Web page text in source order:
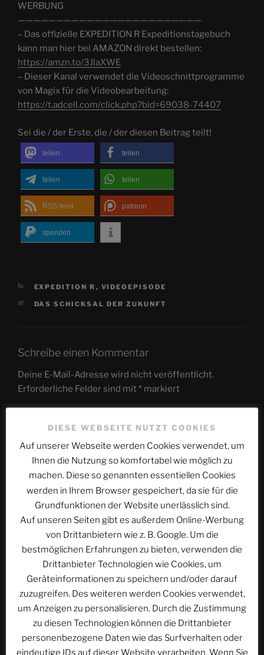
WERBUNG
————————————————————————
– Das offizielle EXPEDITION R Expeditionstagebuch
kann man hier bei AMAZON direkt bestellen:
https://amzn.to/3JlaXWE
– Dieser Kanal verwendet die Videoschnittprogramme
von Magix für die Videobearbeitung:
https://t.adcell.com/click.php?bid=69038-74407
Sei die / der Erste, die / der diesen Beitrag teilt!
teilen teilen
teilen teilen
RSS-feed patreon
spenden
KATEGORIEN
EXPEDITION R , VIDEOEPISODE
SCHLAGWÖRTER
DAS SCHICKSAL DER ZUKUNFT
Schreibe einen Kommentar
Deine E-Mail-Adresse wird nicht veröffentlicht.
Erforderliche Felder sind mit* markiert
Name*
E-Mail-Adresse*
DIESE WEBSEITE NUTZT COOKIES
Auf unserer Webseite werden Cookies verwendet, um
Ihnen die Nutzung so komfortabel wie möglich zu
machen. Diese so genannten essentiellen Cookies
werden in Ihrem Browser gespeichert, da sie für die
Grundfunktionen der Website unerlässlich sind.
Auf unseren Seiten gibt es außerdem Online-Werbung
von Drittanbietern wie z. B. Google. Um die
bestmöglichen Erfahrungen zu bieten, verwenden die
Drittanbieter Technologien wie Cookies, um
Geräteinformationen zu speichern und/oder darauf
zuzugreifen. Des weiteren werden Cookies verwendet,
um Anzeigen zu personalisieren. Durch die Zustimmung
zu diesen Technologien können die Drittanbieter
personenbezogene Daten wie das Surfverhalten oder
eindeutige IDs auf dieser Website verarbeiten. Wenn Sie